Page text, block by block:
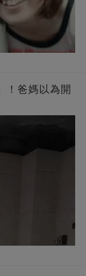
！爸媽以為開